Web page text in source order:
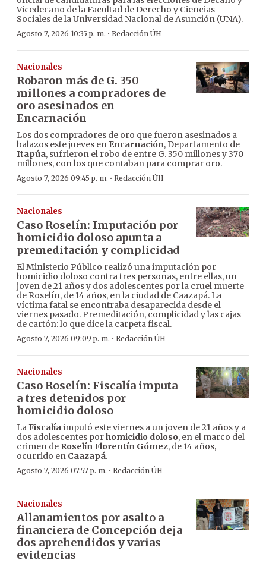
Vicedecano de la Facultad de Derecho y Ciencias
Sociales de la Universidad Nacional de Asunción (UNA).
Agosto 7, 2026 10:35 p. m. · Redacción ÚH
Nacionales
Robaron más de G. 350
millones a compradores de
oro asesinados en
Encarnación
Los dos compradores de oro que fueron asesinados a
balazos este jueves en Encarnación, Departamento de
Itapúa, sufrieron el robo de entre G. 350 millones y 370
millones, con los que contaban para comprar oro.
Agosto 7, 2026 09:45 p. m. · Redacción ÚH
Nacionales
Caso Roselín: Imputación por
homicidio doloso apunta a
premeditación y complicidad
El Ministerio Público realizó una imputación por
homicidio doloso contra tres personas, entre ellas, un
joven de 21 años y dos adolescentes por la cruel muerte
de Roselín, de 14 años, en la ciudad de Caazapá. La
víctima fatal se encontraba desaparecida desde el
viernes pasado. Premeditación, complicidad y las cajas
de cartón: lo que dice la carpeta fiscal.
Agosto 7, 2026 09:09 p. m. · Redacción ÚH
Nacionales
Caso Roselín: Fiscalía imputa
a tres detenidos por
homicidio doloso
LaFiscalíaimputó este viernes a un joven de 21 años y a
dos adolescentes porhomicidio doloso, en el marco del
crimen de Roselín Florentín Gómez, de 14 años,
ocurrido en Caazapá.
Agosto 7, 2026 07:57 p. m. · Redacción ÚH
Nacionales
Allanamientos por asalto a
financiera de Concepción deja
dos aprehendidos y varias
evidencias